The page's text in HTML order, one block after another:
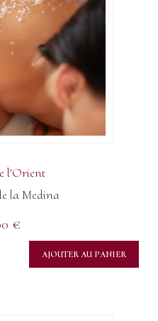
l'Orient
la Medina
€
AJOUTER AU PANIER